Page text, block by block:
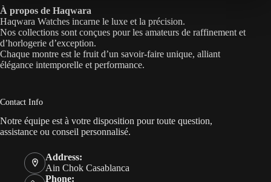
À propos de Haqwara
Haqwara Watches incarne le luxe et la précision.
Nos collections sont conçues pour les amateurs de raffinement et
d’horlogerie d’exception.
Chaque montre est le fruit d’un savoir-faire unique, alliant
élégance intemporelle et performance.
Contact Info
Notre équipe est à votre disposition pour toute question,
assistance ou conseil personnalisé.
Address:
Ain Chok Casablanca
Phone: